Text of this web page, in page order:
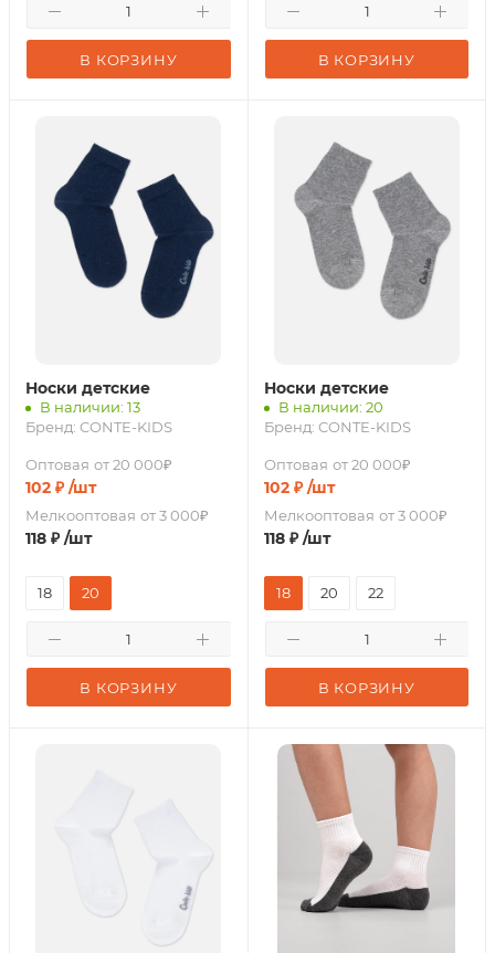
В КОРЗИНУ В КОРЗИНУ
Носки детские
В наличии: 13
Бренд: CONTE-KIDS
Оптовая от 20 000₽
102 ₽ /шт
Мелкооптовая от 3 000₽
118 ₽ /шт
В КОРЗИНУ
18 20
Носки детские
В наличии: 20
Бренд: CONTE-KIDS
Оптовая от 20 000₽
102₽ /шт
Мелкооптовая от 3 000₽
118₽ /шт
В КОРЗИНУ
18 20 22